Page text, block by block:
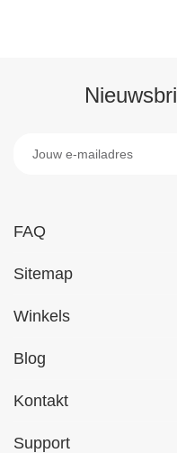
FAQ
Sitemap
Winkels
Blog
Kontakt
Support